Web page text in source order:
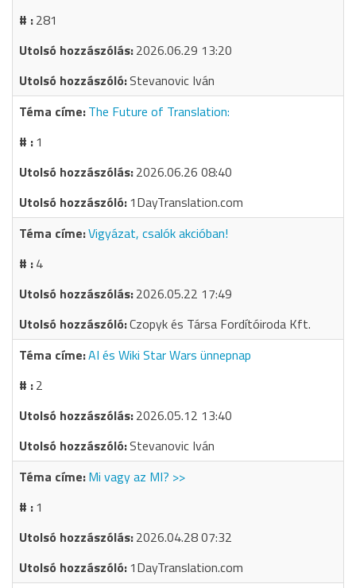
281
2026.06.29 13:20
Stevanovic Iván
The Future of Translation:
1
2026.06.26 08:40
1DayTranslation.com
Vigyázat, csalók akcióban!
4
2026.05.22 17:49
Czopyk és Társa Fordítóiroda Kft.
AI és Wiki Star Wars ünnepnap
2
2026.05.12 13:40
Stevanovic Iván
Mi vagy az MI? >>
1
2026.04.28 07:32
1DayTranslation.com